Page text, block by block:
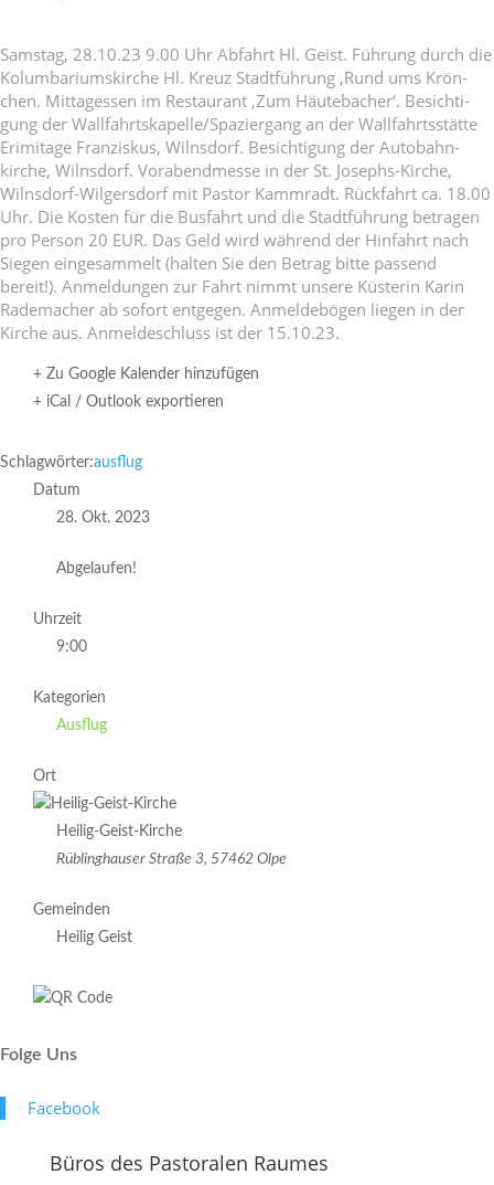
Samstag, 28.10.23 9.00 Uhr Abfahrt Hl. Geist. Führung durch die
Kolum­ba­ri­ums­kirche Hl. Kreuz Stadt­füh­rung ‚Rund ums Krön­
chen. Mittag­essen im Restau­rant ‚Zum Häute­ba­cher‘. Besich­ti­
gung der Wallfahrtskapelle/Spaziergang an der Wall­fahrts­stätte
Erimi­tage Fran­ziskus, Wilns­dorf. Besich­ti­gung der Auto­bahn­
kirche, Wilns­dorf. Vorabend­messe in der St. Josephs-Kirche,
Wilns­dorf-Wilgers­dorf mit Pastor Kamm­radt. Rück­fahrt ca. 18.00
Uhr. Die Kosten für die Busfahrt und die Stadt­füh­rung betragen
pro Person 20 EUR. Das Geld wird während der Hinfahrt nach
Siegen einge­sam­melt (halten Sie den Betrag bitte passend
bereit!). Anmel­dungen zur Fahrt nimmt unsere Küsterin Karin
Rade­ma­cher ab sofort entgegen. Anmel­de­bögen liegen in der
Kirche aus. Anmel­de­schluss ist der 15.10.23.
+ Zu Google Kalender hinzufügen
+ iCal / Outlook exportieren
Schlagwörter:ausflug
Datum
28. Okt. 2023
Abgelaufen!
Uhrzeit
9:00
Kategorien
Ausflug
Ort
Heilig-Geist-Kirche
Rüblinghauser Straße 3, 57462 Olpe
Gemeinden
Heilig Geist
Folge Uns
Face­book
Büros des Pastoralen Raumes